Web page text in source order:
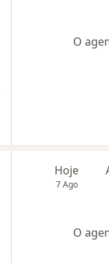
O
Hoje
7 Ago
O